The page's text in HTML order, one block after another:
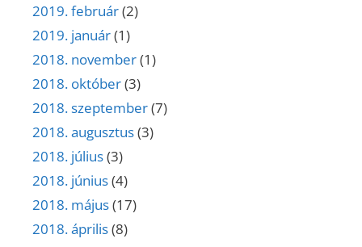
2019. február(2)
2019. január(1)
2018. november(1)
2018. október(3)
2018. szeptember(7)
2018. augusztus(3)
2018. július(3)
2018. június(4)
2018. május(17)
2018. április(8)